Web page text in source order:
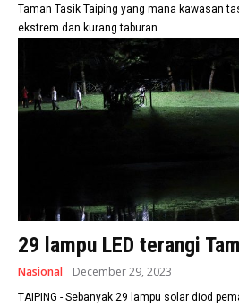
Taman Tasik Taiping yang mana kawasan
ekstrem dan kurang taburan...
29 lampu LED terangi
Nasional December 29, 2023
TAIPING - Sebanyak 29 lampu solar diod